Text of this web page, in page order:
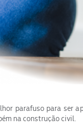
parafuso para ser
na construção civil.